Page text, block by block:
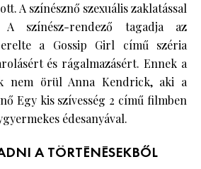
A színésznő szexuális zaklatással
színész-rendező tagadja az
a Gossip Girl című széria
és rágalmazásért. Ennek a
nem örül Anna Kendrick, aki a
Egy kis szívesség 2 című filmben
édesanyával.
A TÖRTÉNÉSEKBŐL